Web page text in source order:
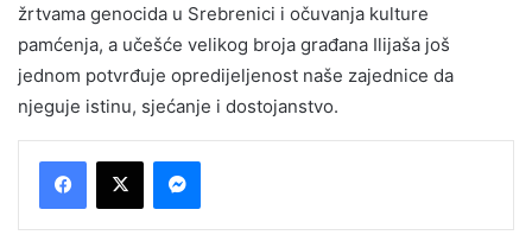
žrtvama genocida u Srebrenici i očuvanja kulture
pamćenja, a učešće velikog broja građana Ilijaša još
jednom potvrđuje opredijeljenost naše zajednice da
njeguje istinu, sjećanje i dostojanstvo.